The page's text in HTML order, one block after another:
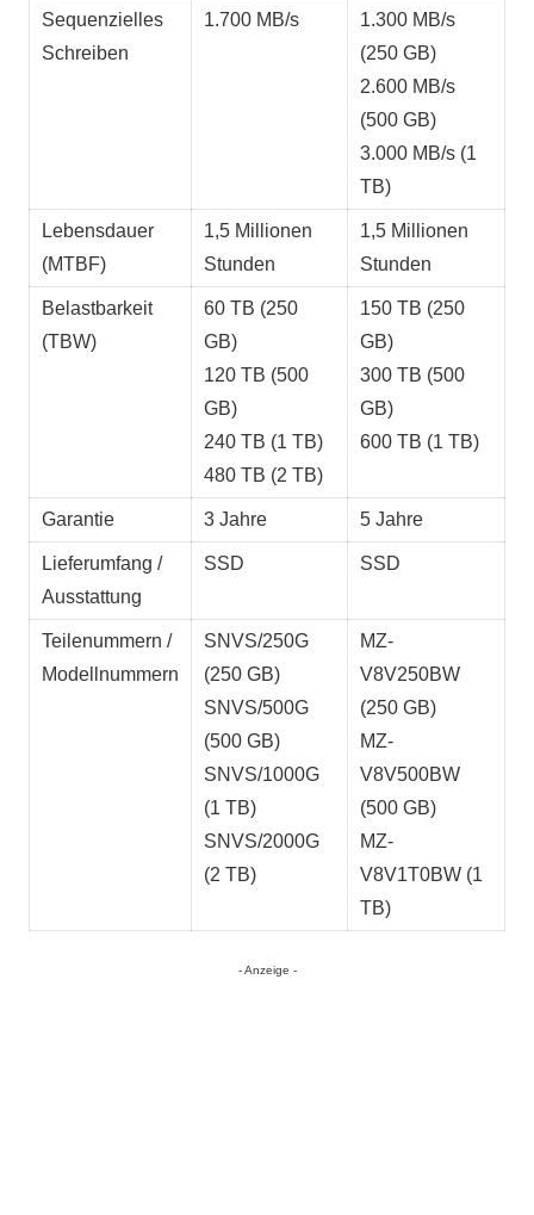
Sequenzielles
Schreiben
1.700 MB/s
1.300 MB/s
(250 GB)
2.600 MB/s
(500 GB)
3.000 MB/s (1
TB)
Lebensdauer
(MTBF)
1,5 Millionen
Stunden
1,5 Millionen
Stunden
Belastbarkeit
(TBW)
60 TB (250
GB)
120 TB (500
GB)
240 TB (1 TB)
480 TB (2 TB)
150 TB (250
GB)
300 TB (500
GB)
600 TB (1 TB)
Garantie 3 Jahre 5 Jahre
Lieferumfang /
Ausstattung
SSD SSD
Teilenummern /
Modellnummern
SNVS/250G
(250 GB)
SNVS/500G
(500 GB)
SNVS/1000G
(1 TB)
SNVS/2000G
(2 TB)
MZ-
V8V250BW
(250 GB)
MZ-
V8V500BW
(500 GB)
MZ-
V8V1T0BW (1
TB)
- Anzeige -